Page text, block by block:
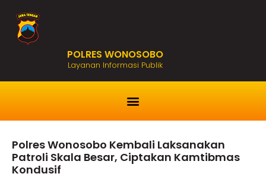
POLRES WONOSOBO
Layanan Informasi Publik
Polres Wonosobo Kembali Laksanakan
Patroli Skala Besar, Ciptakan Kamtibmas
Kondusif